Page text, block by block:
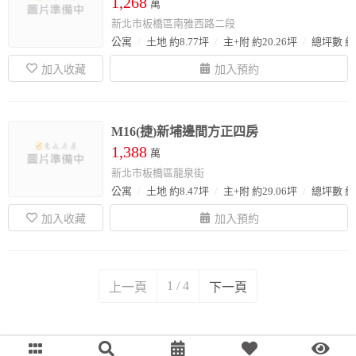
萬
新北市板橋區南雅西路二段
公寓
土地 約8.77坪 主+附 約20.26坪 總坪數
M16(捷)新埔邊間方正四房
1,388 萬
新北市板橋區龍泉街
公寓
土地 約8.47坪 主+附 約29.06坪 總坪數
上一頁 1 / 4 下一頁